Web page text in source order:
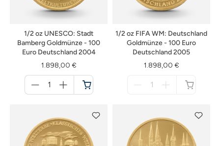
1/2 oz UNESCO: Stadt
Bamberg Goldmünze - 100
Euro Deutschland 2004
1.898,00 €
für
Warenkorb
1/2 oz FIFA WM: Deutschland
Goldmünze - 100 Euro
Deutschland 2005
1.898,00 €